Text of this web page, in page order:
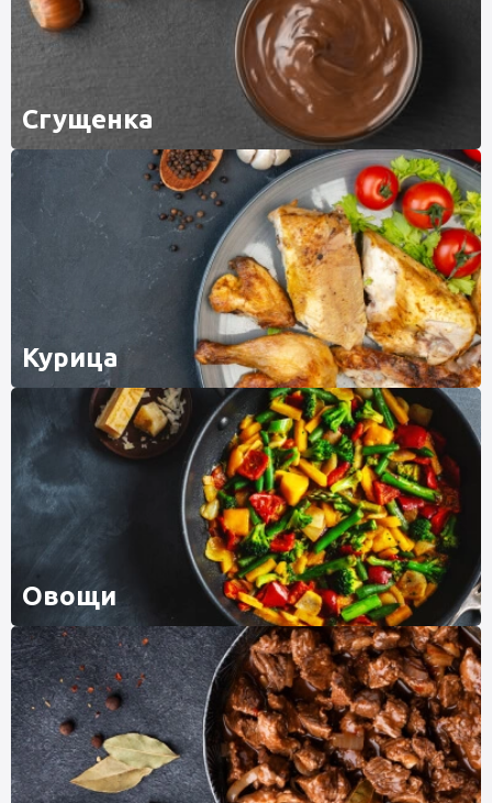
Сгущенка
Курица
Овощи